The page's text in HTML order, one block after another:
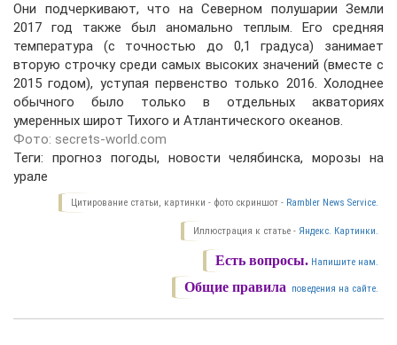
Они подчеркивают, что на Северном полушарии Земли
2017 год также был аномально теплым. Его средняя
температура (с точностью до 0,1 градуса) занимает
вторую строчку среди самых высоких значений (вместе с
2015 годом), уступая первенство только 2016. Холоднее
обычного было только в отдельных акваториях
умеренных широт Тихого и Атлантического океанов.
Фото: secrets-world.com
Теги: прогноз погоды, новости челябинска, морозы на
урале
Цитирование статьи, картинки - фото скриншот - Rambler News Service.
Иллюстрация к статье - Яндекс. Картинки.
Есть вопросы. Напишите нам.
Общие правила поведения на сайте.